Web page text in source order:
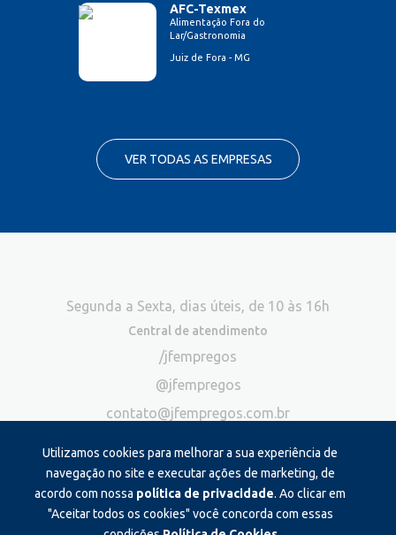
AFC-Texmex
Alimentação Fora do
Lar/Gastronomia
Juiz de Fora - MG
VER TODAS AS EMPRESAS
Utilizamos cookies para melhorar a sua experiência de
navegação no site e executar ações de marketing, de
acordo com nossa política de privacidade. Ao clicar em
"Aceitar todos os cookies" você concorda com essas
Segunda a Sexta, dias úteis, de 10 às 16h
Central de atendimento
/jfempregos
@jfempregos
contato@jfempregos.com.br
Publicidade
*Exclusivo para atendimento via chat. Não atendemos ligações neste
canal